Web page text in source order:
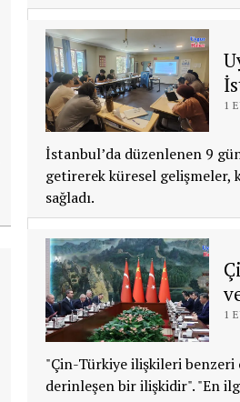
1
İstanbul’da düzenlenen 9
getirerek küresel gelişmeler,
sağladı.
1
"Çin-Türkiye ilişkileri benzeri
derinleşen bir ilişkidir". "En